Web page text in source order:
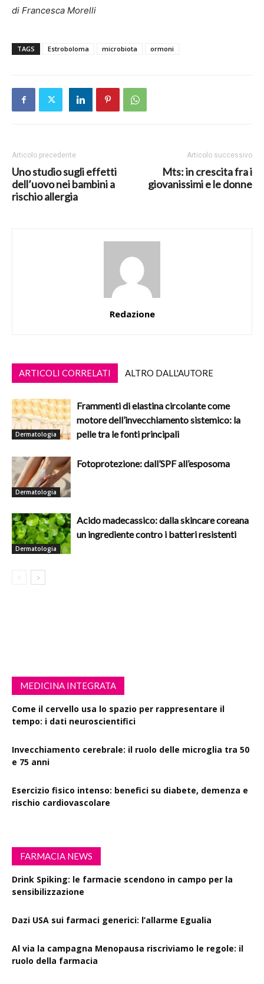
di Francesca Morelli
TAGS Estroboloma microbiota ormoni
Articolo precedente
Uno studio sugli effetti
dell’uovo nei bambini a
rischio allergia
Articolo successivo
Mts: in crescita fra i
giovanissimi e le donne
Redazione
ARTICOLI CORRELATI ALTRO DALL'AUTORE
Dermatologia
Frammenti di elastina circolante come
motore dell’invecchiamento sistemico: la
pelle tra le fonti principali
Dermatologia
Fotoprotezione: dall’SPF all’esposoma
Dermatologia
Acido madecassico: dalla skincare coreana
un ingrediente contro i batteri resistenti
MEDICINA INTEGRATA
Come il cervello usa lo spazio per rappresentare il
tempo: i dati neuroscientifici
Invecchiamento cerebrale: il ruolo delle microglia tra 50
e 75 anni
Esercizio fisico intenso: benefici su diabete, demenza e
rischio cardiovascolare
FARMACIA NEWS
Drink Spiking: le farmacie scendono in campo per la
sensibilizzazione
Dazi USA sui farmaci generici: l’allarme Egualia
Al via la campagna Menopausa riscriviamo le regole: il
ruolo della farmacia